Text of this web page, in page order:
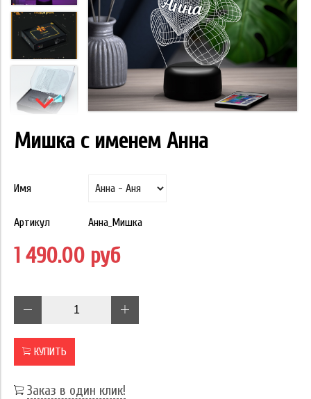
Мишка с именем Анна
Имя
Артикул Анна_Мишка
1 490.00 руб
КУПИТЬ
Заказ в один клик!